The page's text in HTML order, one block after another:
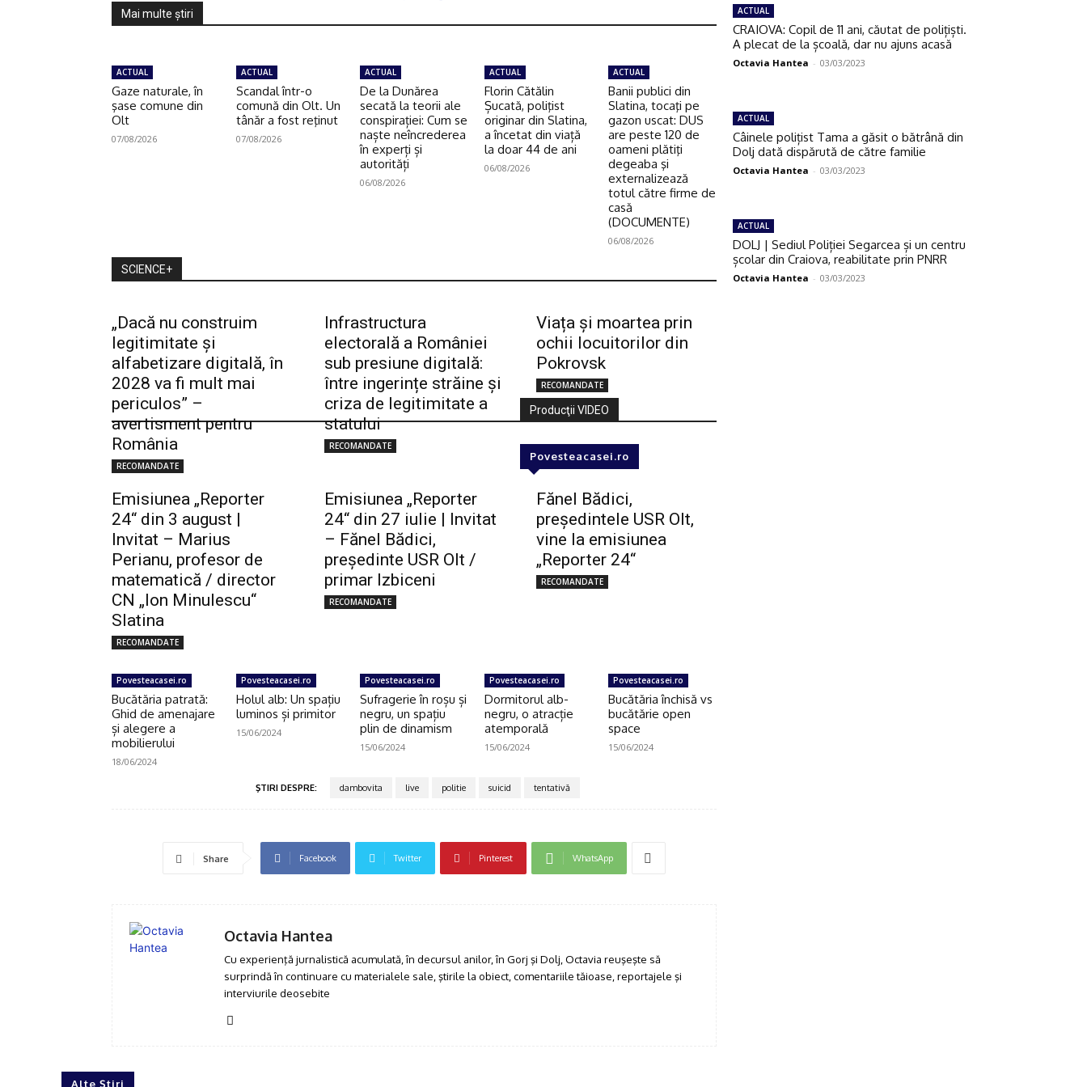
Mai multe ştiri
ACTUAL
Gaze naturale, în
şase comune din
Olt
07/08/2026
ACTUAL
Scandal într-o
comună din Olt. Un
tânăr a fost reţinut
07/08/2026
ACTUAL
De la Dunărea
secată la teorii ale
conspirației: Cum se
naște neîncrederea
în experți și
autorități
06/08/2026
ACTUAL
Florin Cătălin
Șucată, poliţist
originar din Slatina,
a încetat din viață
la doar 44 de ani
06/08/2026
ACTUAL
Banii publici din
Slatina, tocaţi pe
gazon uscat: DUS
are peste 120 de
oameni plătiţi
degeaba şi
externalizează
totul către firme de
casă
(DOCUMENTE)
06/08/2026
SCIENCE+
„Dacă nu construim
legitimitate și
alfabetizare digitală, în
2028 va fi mult mai
periculos” –
avertisment pentru
România
RECOMANDATE
Infrastructura
electorală a României
sub presiune digitală:
între ingerințe străine și
criza de legitimitate a
statului
RECOMANDATE
Viața și moartea prin
ochii locuitorilor din
Pokrovsk
RECOMANDATE
Producţii VIDEO
Emisiunea „Reporter
24“ din 3 august |
Invitat – Marius
Perianu, profesor de
matematică / director
CN „Ion Minulescu“
Slatina
RECOMANDATE
Emisiunea „Reporter
24“ din 27 iulie | Invitat
– Fănel Bădici,
preşedinte USR Olt /
primar Izbiceni
RECOMANDATE
Fănel Bădici,
preşedintele USR Olt,
vine la emisiunea
„Reporter 24“
RECOMANDATE
Povesteacasei.ro
Povesteacasei.ro
Bucătăria patrată:
Ghid de amenajare
și alegere a
mobilierului
18/06/2024
Povesteacasei.ro
Holul alb: Un spațiu
luminos și primitor
15/06/2024
Povesteacasei.ro
Sufragerie în roșu și
negru, un spațiu
plin de dinamism
15/06/2024
Povesteacasei.ro
Dormitorul alb-
negru, o atracție
atemporală
15/06/2024
Povesteacasei.ro
Bucătăria închisă vs
bucătărie open
space
15/06/2024
ŞTIRI DESPRE: dambovita live politie suicid tentativă
Share Facebook Twitter Pinterest WhatsApp
Octavia Hantea
Cu experienţă jurnalistică acumulată, în decursul anilor, în Gorj şi Dolj, Octavia reuşeşte să
surprindă în continuare cu materialele sale, ştirile la obiect, comentariile tăioase, reportajele şi
interviurile deosebite
ACTUAL
CRAIOVA: Copil de 11 ani, căutat de polițiști.
A plecat de la școală, dar nu ajuns acasă
Octavia Hantea - 03/03/2023
ACTUAL
Câinele polițist Tama a găsit o bătrână din
Dolj dată dispărută de către familie
Octavia Hantea - 03/03/2023
ACTUAL
DOLJ | Sediul Poliției Segarcea și un centru
școlar din Craiova, reabilitate prin PNRR
Octavia Hantea - 03/03/2023
Alte Știri